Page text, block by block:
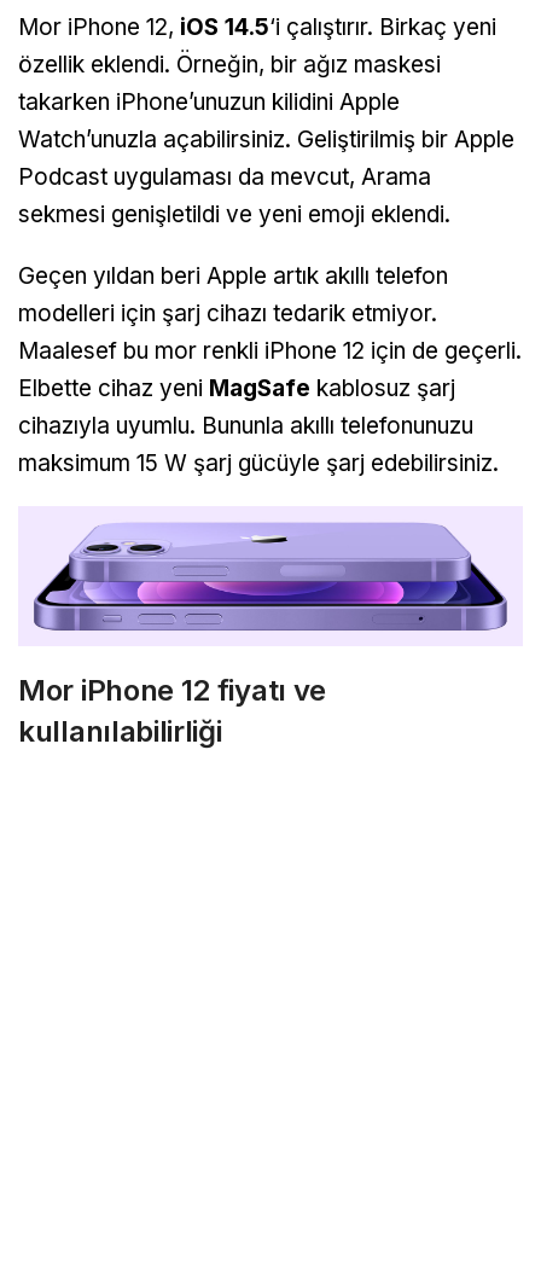
Mor iPhone 12, iOS 14.5‘i çalıştırır. Birkaç yeni
özellik eklendi. Örneğin, bir ağız maskesi
takarken iPhone’unuzun kilidini Apple
Watch’unuzla açabilirsiniz. Geliştirilmiş bir Apple
Podcast uygulaması da mevcut, Arama
sekmesi genişletildi ve yeni emoji eklendi.
Geçen yıldan beri Apple artık akıllı telefon
modelleri için şarj cihazı tedarik etmiyor.
Maalesef bu mor renkli iPhone 12 için de geçerli.
Elbette cihaz yeni MagSafe kablosuz şarj
cihazıyla uyumlu. Bununla akıllı telefonunuzu
maksimum 15 W şarj gücüyle şarj edebilirsiniz.
Mor iPhone 12 fiyatı ve
kullanılabilirliği